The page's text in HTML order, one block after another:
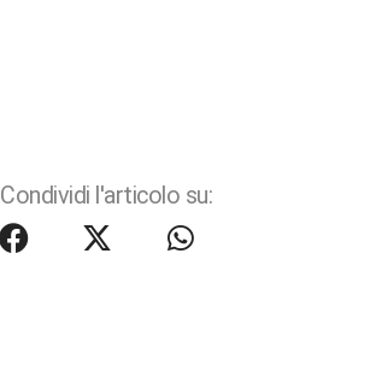
Condividi l'articolo su: